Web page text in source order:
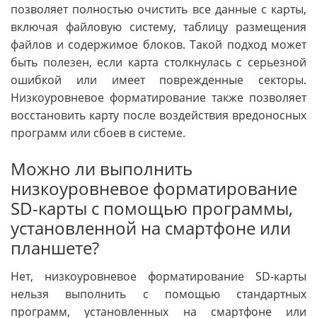
позволяет полностью очистить все данные с карты,
включая файловую систему, таблицу размещения
файлов и содержимое блоков. Такой подход может
быть полезен, если карта столкнулась с серьезной
ошибкой или имеет поврежденные секторы.
Низкоуровневое форматирование также позволяет
восстановить карту после воздействия вредоносных
программ или сбоев в системе.
Можно ли выполнить
низкоуровневое форматирование
SD-карты с помощью программы,
установленной на смартфоне или
планшете?
Нет, низкоуровневое форматирование SD-карты
нельзя выполнить с помощью стандартных
программ, установленных на смартфоне или